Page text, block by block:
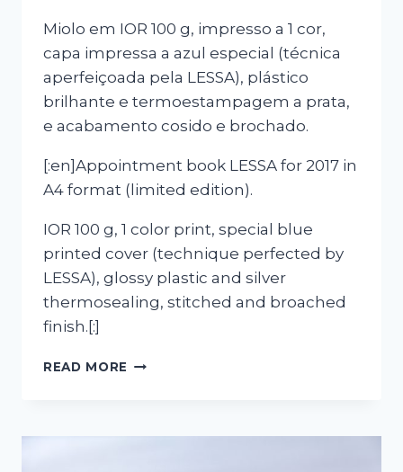
Miolo em IOR 100 g, impresso a 1 cor,
capa impressa a azul especial (técnica
aperfeiçoada pela LESSA), plástico
brilhante e termoestampagem a prata,
e acabamento cosido e brochado.
[:en]Appointment book LESSA for 2017 in
A4 format (limited edition).
IOR 100 g, 1 color print, special blue
printed cover (technique perfected by
LESSA), glossy plastic and silver
thermosealing, stitched and broached
finish.[:]
READ MORE [:PT]AGENDA
2017[:]